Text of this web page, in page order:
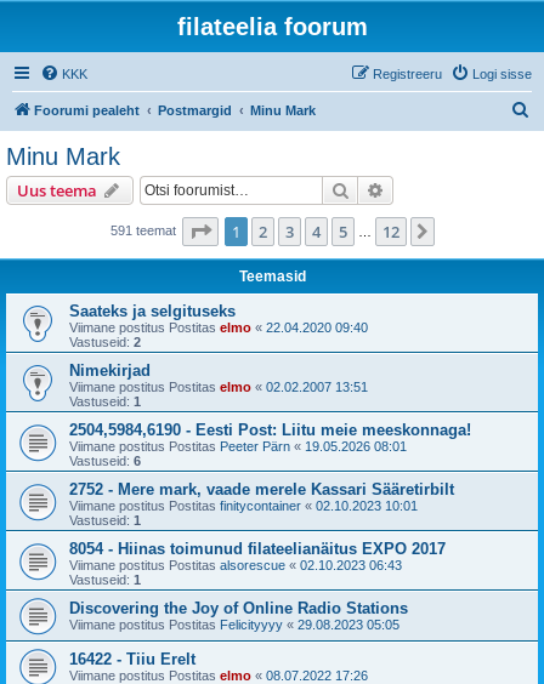
filateelia foorum
KKK Logi sisse
Registreeru
Foorumi pealeht Postmargid Minu Mark
Minu Mark
Uus teema Otsi
591 teemat 1 . leht12 -st
1 2 3 4 5 12
Teemasid
Saateks ja selgituseks
Viimane postitus Postitas elmo « 22.04.2020 09:40
Vastuseid: 2
Nimekirjad
Viimane postitus Postitas elmo « 02.02.2007 13:51
Vastuseid: 1
2504,5984,6190 - Eesti Post: Liitu meie meeskonnaga!
Viimane postitus Postitas Peeter Pärn « 19.05.2026 08:01
Vastuseid: 6
2752 - Mere mark, vaade merele Kassari Sääretirbilt
Viimane postitus Postitas finitycontainer « 02.10.2023 10:01
Vastuseid: 1
8054 - Hiinas toimunud filateelianäitus EXPO 2017
Viimane postitus Postitas alsorescue « 02.10.2023 06:43
Vastuseid: 1
Discovering the Joy of Online Radio Stations
Viimane postitus Postitas Felicityyyy « 29.08.2023 05:05
16422 - Tiiu Erelt
Viimane postitus Postitas elmo « 08.07.2022 17:26